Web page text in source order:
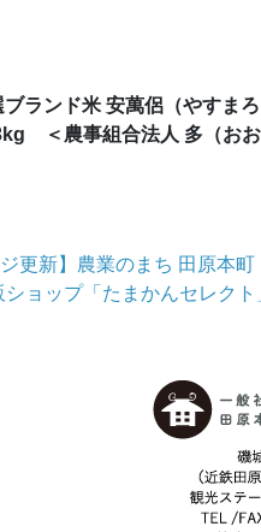
ランド米 安萬侶（やすま
＜農事組合法人 多（お
ジ更新】農業のまち 田原本
ショップ「たまかんセレク